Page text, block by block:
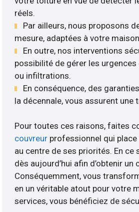
réels.
Par ailleurs, nous proposons
mesure, adaptées à votre
En outre, nos interventions
possibilité de gérer les
ou infiltrations.
En conséquence, des
la décennale, vous assurent une
Pour toutes ces raisons, faites
couvreur professionnel qui
au centre de ses priorités. En ce
dès aujourd’hui afin d’obtenir
Conséquemment, vous
en un véritable atout pour votre
services, vous bénéficiez de